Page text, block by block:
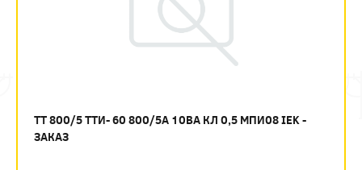
ТТ 800/5 ТТИ- 60 800/5А 10ВА КЛ 0,5 МПИ08 IEK -
ЗАКАЗ